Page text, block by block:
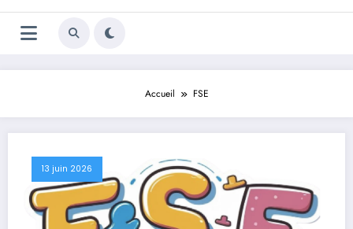
Accueil FSE
13 juin 2026